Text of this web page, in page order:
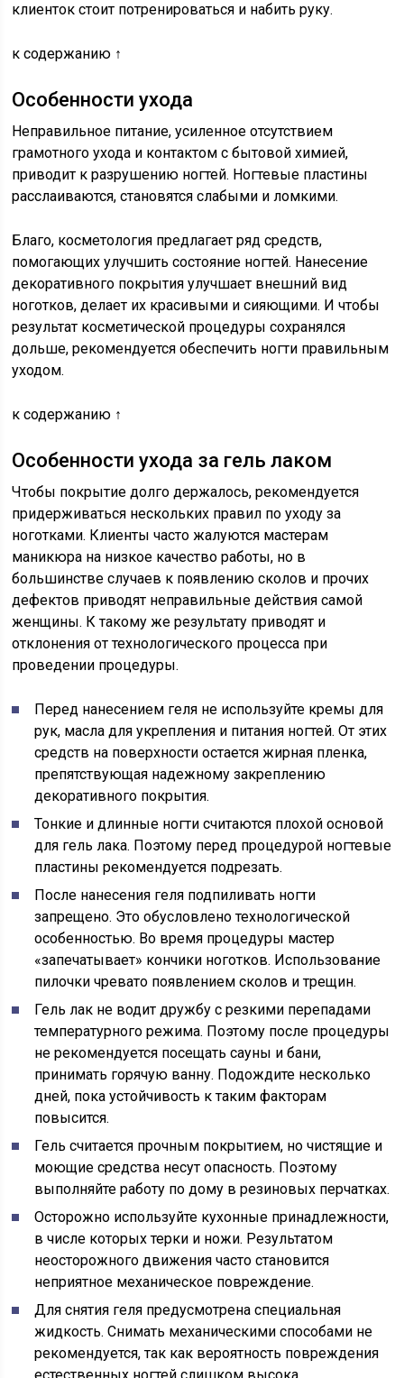
клиенток стоит потренироваться и набить руку.
к содержанию ↑
Особенности ухода
Неправильное питание, усиленное отсутствием
грамотного ухода и контактом с бытовой химией,
приводит к разрушению ногтей. Ногтевые пластины
расслаиваются, становятся слабыми и ломкими.
Благо, косметология предлагает ряд средств,
помогающих улучшить состояние ногтей. Нанесение
декоративного покрытия улучшает внешний вид
ноготков, делает их красивыми и сияющими. И чтобы
результат косметической процедуры сохранялся
дольше, рекомендуется обеспечить ногти правильным
уходом.
к содержанию ↑
Особенности ухода за гель лаком
Чтобы покрытие долго держалось, рекомендуется
придерживаться нескольких правил по уходу за
ноготками. Клиенты часто жалуются мастерам
маникюра на низкое качество работы, но в
большинстве случаев к появлению сколов и прочих
дефектов приводят неправильные действия самой
женщины. К такому же результату приводят и
отклонения от технологического процесса при
проведении процедуры.
Перед нанесением геля не используйте кремы для
рук, масла для укрепления и питания ногтей. От этих
средств на поверхности остается жирная пленка,
препятствующая надежному закреплению
декоративного покрытия.
Тонкие и длинные ногти считаются плохой основой
для гель лака. Поэтому перед процедурой ногтевые
пластины рекомендуется подрезать.
После нанесения геля подпиливать ногти
запрещено. Это обусловлено технологической
особенностью. Во время процедуры мастер
«запечатывает» кончики ноготков. Использование
пилочки чревато появлением сколов и трещин.
Гель лак не водит дружбу с резкими перепадами
температурного режима. Поэтому после процедуры
не рекомендуется посещать сауны и бани,
принимать горячую ванну. Подождите несколько
дней, пока устойчивость к таким факторам
повысится.
Гель считается прочным покрытием, но чистящие и
моющие средства несут опасность. Поэтому
выполняйте работу по дому в резиновых перчатках.
Осторожно используйте кухонные принадлежности,
в числе которых терки и ножи. Результатом
неосторожного движения часто становится
неприятное механическое повреждение.
Для снятия геля предусмотрена специальная
жидкость. Снимать механическими способами не
рекомендуется, так как вероятность повреждения